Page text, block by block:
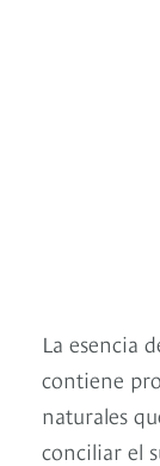
La esencia
contiene
naturales
conciliar el